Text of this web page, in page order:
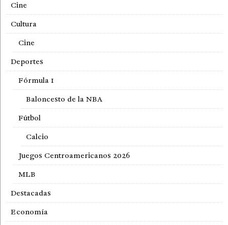
Cine
Cultura
Cine
Deportes
Fórmula 1
Baloncesto de la NBA
Fútbol
Calcio
Juegos Centroamericanos 2026
MLB
Destacadas
Economía